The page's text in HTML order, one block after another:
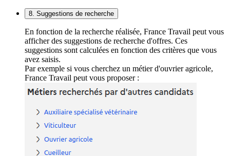
8. Suggestions de recherche
En fonction de la recherche réalisée, France Travail peut vous
afficher des suggestions de recherche d'offres. Ces
suggestions sont calculées en fonction des critères que vous
avez saisis.
Par exemple si vous cherchez un métier d'ouvrier agricole,
France Travail peut vous proposer :